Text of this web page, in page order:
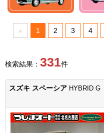
« 1 2 3 4
検索結果： 331件
スズキ スペーシア HYBRID G